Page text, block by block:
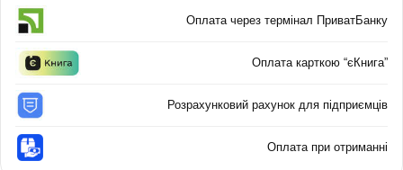
Оплата через термінал ПриватБанку
Оплата карткою “єКнига”
Розрахунковий рахунок для підприємців
Оплата при отриманні